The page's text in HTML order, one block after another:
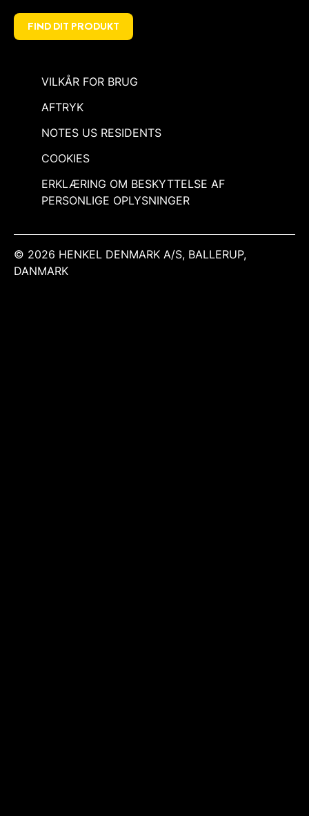
FIND DIT PRODUKT
VILKÅR FOR BRUG
AFTRYK
NOTES US RESIDENTS
COOKIES
ERKLÆRING OM BESKYTTELSE AF
PERSONLIGE OPLYSNINGER
© 2026 HENKEL DENMARK A/S, BALLERUP,
DANMARK